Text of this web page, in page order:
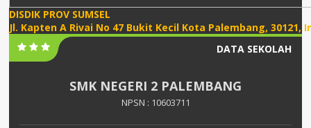
DISDIK PROV SUMSEL
Jl. Kapten A Rivai No 47 Bukit Kecil Kota Palembang, 30121,
DATA SEKOLAH
SMK NEGERI 2 PALEMBANG
NPSN : 10603711